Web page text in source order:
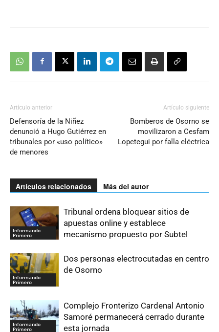
Artículo anterior
Defensoría de la Niñez
denunció a Hugo Gutiérrez en
tribunales por «uso político»
de menores
Artículo siguiente
Bomberos de Osorno se
movilizaron a Cesfam
Lopetegui por falla eléctrica
Artículos relacionados Más del autor
Informando
Primero
Tribunal ordena bloquear sitios de
apuestas online y establece
mecanismo propuesto por Subtel
Informando
Primero
Dos personas electrocutadas en centro
de Osorno
Informando
Primero
Complejo Fronterizo Cardenal Antonio
Samoré permanecerá cerrado durante
esta jornada